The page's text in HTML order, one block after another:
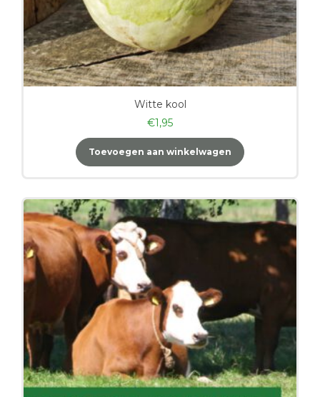
Witte kool
€1,95
Toevoegen aan winkelwagen